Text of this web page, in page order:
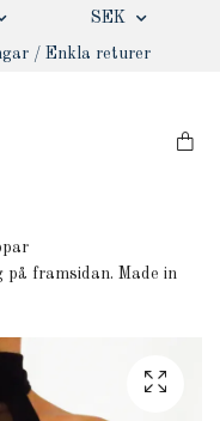
SEK
/ Enkla returer
framsidan. Made in